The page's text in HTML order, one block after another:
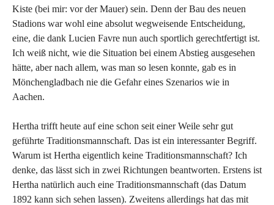
Kiste (bei mir: vor der Mauer) sein. Denn der Bau des neuen
Stadions war wohl eine absolut wegweisende Entscheidung,
eine, die dank Lucien Favre nun auch sportlich gerechtfertigt ist.
Ich weiß nicht, wie die Situation bei einem Abstieg ausgesehen
hätte, aber nach allem, was man so lesen konnte, gab es in
Mönchengladbach nie die Gefahr eines Szenarios wie in
Aachen.
Hertha trifft heute auf eine schon seit einer Weile sehr gut
geführte Traditionsmannschaft. Das ist ein interessanter Begriff.
Warum ist Hertha eigentlich keine Traditionsmannschaft? Ich
denke, das lässt sich in zwei Richtungen beantworten. Erstens ist
Hertha natürlich auch eine Traditionsmannschaft (das Datum
1892 kann sich sehen lassen). Zweitens allerdings hat das mit